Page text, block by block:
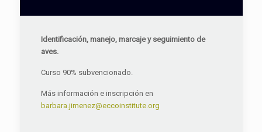
Identificación, manejo, marcaje y seguimiento de
aves.
Curso 90% subvencionado.
Más información e inscripción en
barbara.jimenez@eccoinstitute.org